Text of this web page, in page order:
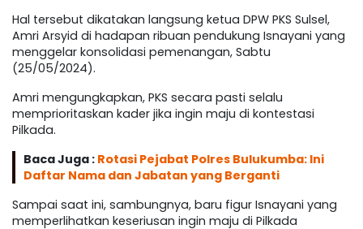
Hal tersebut dikatakan langsung ketua DPW PKS Sulsel,
Amri Arsyid di hadapan ribuan pendukung Isnayani yang
menggelar konsolidasi pemenangan, Sabtu
(25/05/2024).
Amri mengungkapkan, PKS secara pasti selalu
memprioritaskan kader jika ingin maju di kontestasi
Pilkada.
Baca Juga : Rotasi Pejabat Polres Bulukumba: Ini
Daftar Nama dan Jabatan yang Berganti
Sampai saat ini, sambungnya, baru figur Isnayani yang
memperlihatkan keseriusan ingin maju di Pilkada